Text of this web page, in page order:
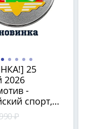
25
2026
-
спорт,
клубы"
в блистере
₽